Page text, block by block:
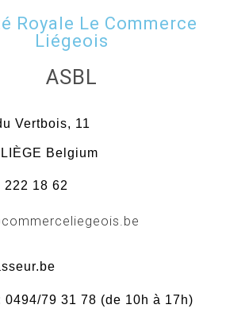
Royale Le Commerce
Liégeois
ASBL
Vertbois, 11
Belgium
222 18 62
0494/79 31 78 (de 10h à 17h)